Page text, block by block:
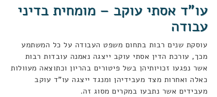
עו"ד אסתי עוקב – מומחית בדיני
עבודה
עוסקת שנים רבות בתחום משפט העבודה על כל המשתמע
מכך, עורכת הדין אסתי עוקב ייצגה נאמנה עובדות רבות
אשר נפגעו זכויותיהן בשל פיטורים בהריון וכתוצאה מעוולות
כאלה ואחרות מצד מעבידיהן ומנגד ייצגה עו"ד עוקב
מעבידים אשר נתבעו במקרים מסוג זה.